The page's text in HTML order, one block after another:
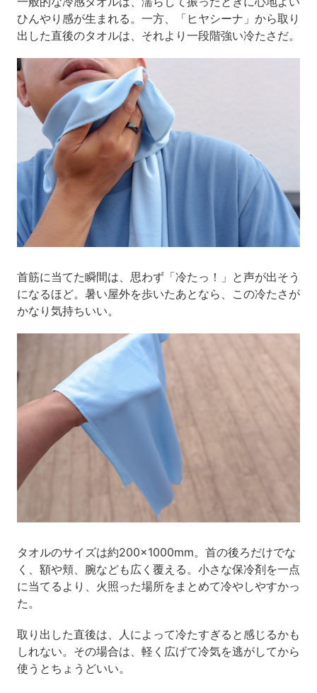
ひんやり感が生まれる。一方、「ヒヤシーナ」から取り
出した直後のタオルは、それより一段階強い冷たさだ。
首筋に当てた瞬間は、思わず「冷たっ！」と声が出そう
になるほど。暑い屋外を歩いたあとなら、この冷たさが
かなり気持ちいい。
タオルのサイズは約200×1000mm。首の後ろだけでな
く、額や頬、腕なども広く覆える。小さな保冷剤を一点
に当てるより、火照った場所をまとめて冷やしやすかっ
た。
取り出した直後は、人によって冷たすぎると感じるかも
しれない。その場合は、軽く広げて冷気を逃がしてから
使うとちょうどいい。